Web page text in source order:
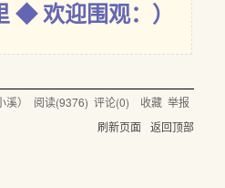
◆ 欢迎围观：）
） 阅读(9376) 评论(0) 收藏 举报
刷新页面
返回顶部